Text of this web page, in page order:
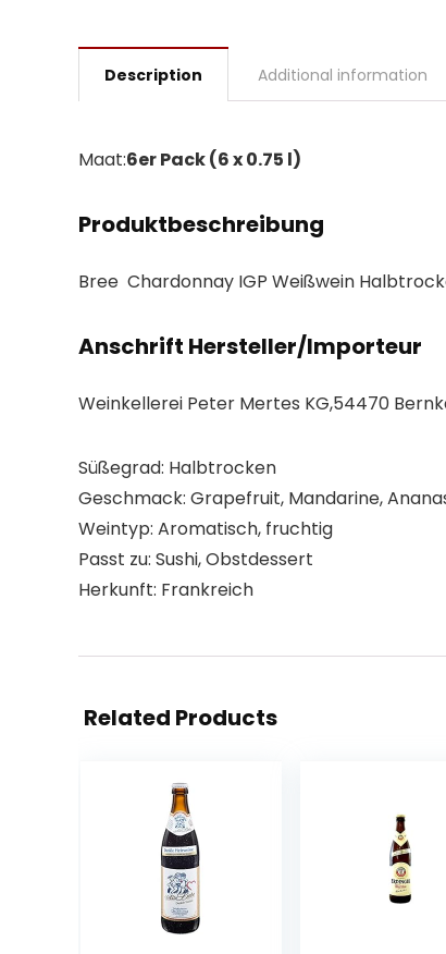
Description Additional information
Maat:6er Pack (6 x 0.75 l)
Produktbeschreibung
Bree Chardonnay IGP Weißwein
Anschrift Hersteller/Importeur
Weinkellerei Peter Mertes KG,54470
Süßegrad: Halbtrocken
Geschmack: Grapefruit, Mandarine,
Weintyp: Aromatisch, fruchtig
Passt zu: Sushi, Obstdessert
Herkunft: Frankreich
Related Products